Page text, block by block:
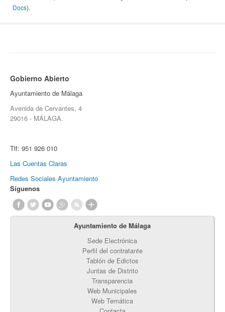
Docs).
Gobierno Abierto
Ayuntamiento de Málaga
Avenida de Cervantes, 4
29016 - MÁLAGA.
Tlf: 951 926 010
Las Cuentas Claras
Redes Sociales Ayuntamiento
Síguenos
Ayuntamiento de Málaga
Sede Electrónica
Perfil del contratante
Tablón de Edictos
Juntas de Distrito
Transparencia
Web Municipales
Web Temática